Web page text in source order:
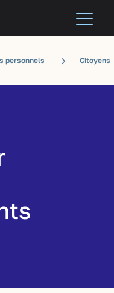
personnels Citoyens